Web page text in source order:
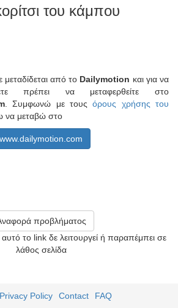
του κάμπου
από το Dailymotion και για να
πρέπει να μεταφερθείτε στο
. Συμφωνώ με τουςόρους χρήσης του
να μεταβώ στο
www.dailymotion.com
προβλήματος
το link δε λειτουργεί ή παραπέμπει σε
λάθος σελίδα
Privacy Policy Contact FAQ